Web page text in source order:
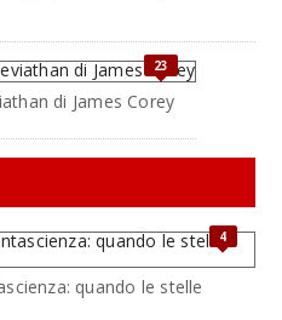
23
di James Corey
4
quando le stelle